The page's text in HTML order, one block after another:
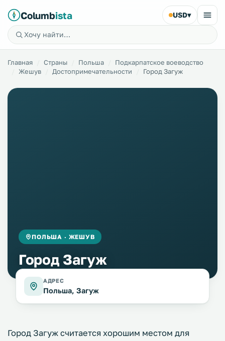
Columbista USD▾
Главная Страны Польша
Подкарпатское воеводство
Жешув
Достопримечательности Город Загуж
ПОЛЬША · ЖЕШУВ
Город Загуж
АДРЕС
Польша, Загуж
Город Загуж считается хорошим местом для